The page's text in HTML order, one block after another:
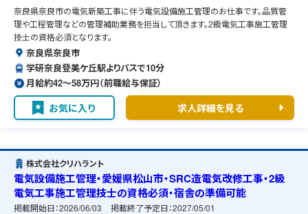
奈良県奈良市の電気新築工事に伴う電気設備施工管理のお仕事です。品質管
理や工程管理などの管理補助業務を担当して頂きます。2級電気工事施工管理
技士の資格必須となります。
奈良県奈良市
学研奈良登美ケ丘駅よりバスで10分
月給約42〜58万円（前職給与保証）
お気に入り 求人詳細を見る
株式会社クリハラント
電気設備施工管理・愛媛県松山市・SRC造電気改修工事・2級
電気工事施工管理技士の資格必須・宿舎の準備可能
掲載開始日：2026/06/03 掲載終了予定日：2027/05/01